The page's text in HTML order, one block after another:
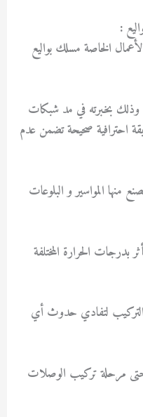
:
الخاصة مسلك بواليع
وذلك بخبرته في مد شبكات
احترافية صحيحة تضمن عدم
منها المواسير و البلوعات
الحرارة المختلفة
التركيب لتفادي حدوث أي
مرحلة تركيب الوصلات